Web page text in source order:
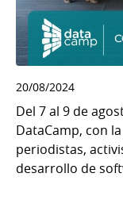
20/08/2024
Del 7 al 9 de
DataCamp, con
periodistas,
desarrollo de